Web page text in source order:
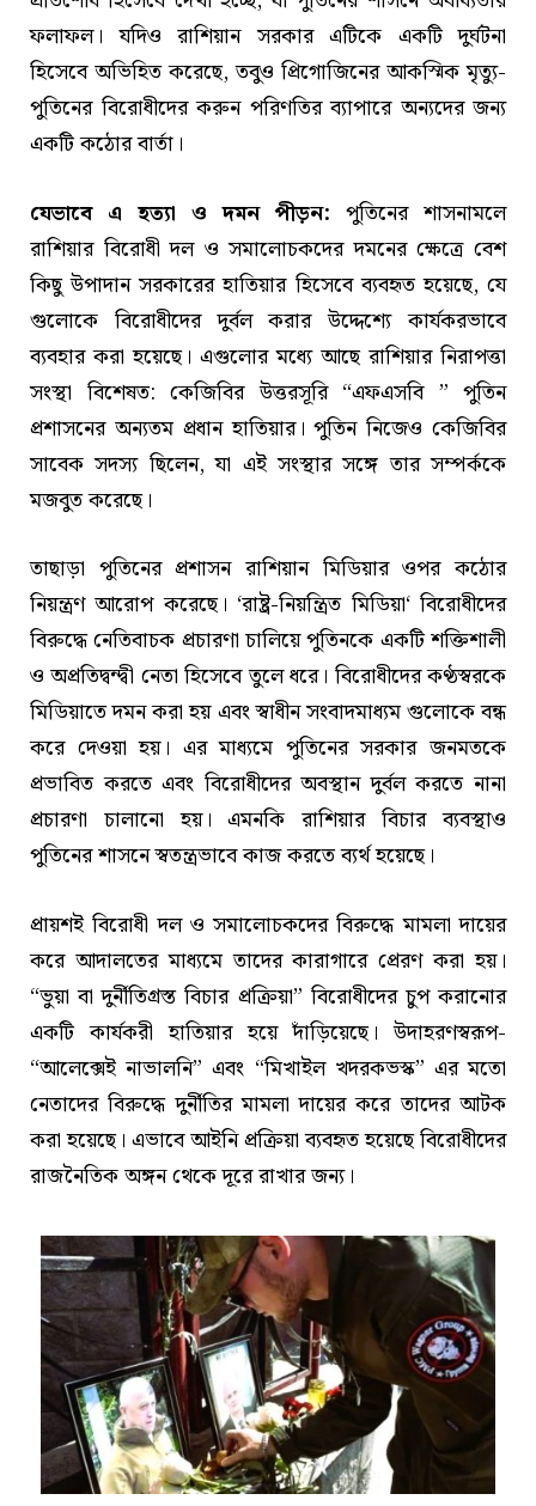
ফলাফল। যদিও রাশিয়ান সরকার এটিকে একটি দুর্ঘটনা
হিসেবে অভিহিত করেছে, তবুও প্রিগোজিনের আকস্মিক মৃত্যু-
পুতিনের বিরোধীদের করুন পরিণতির ব্যাপারে অন্যদের জন্য
একটি কঠোর বার্তা।
যেভাবে এ হত্যা ও দমন পীড়ন: পুতিনের শাসনামলে
রাশিয়ার বিরোধী দল ও সমালোচকদের দমনের ক্ষেত্রে বেশ
কিছু উপাদান সরকারের হাতিয়ার হিসেবে ব্যবহৃত হয়েছে, যে
গুলোকে বিরোধীদের দুর্বল করার উদ্দেশ্যে কার্যকরভাবে
ব্যবহার করা হয়েছে। এগুলোর মধ্যে আছে রাশিয়ার নিরাপত্তা
সংস্থা বিশেষত: কেজিবির উত্তরসূরি “এফএসবি ” পুতিন
প্রশাসনের অন্যতম প্রধান হাতিয়ার। পুতিন নিজেও কেজিবির
সাবেক সদস্য ছিলেন, যা এই সংস্থার সঙ্গে তার সম্পর্ককে
মজবুত করেছে।
তাছাড়া পুতিনের প্রশাসন রাশিয়ান মিডিয়ার ওপর কঠোর
নিয়ন্ত্রণ আরোপ করেছে। ‘রাষ্ট্র-নিয়ন্ত্রিত মিডিয়া‘ বিরোধীদের
বিরুদ্ধে নেতিবাচক প্রচারণা চালিয়ে পুতিনকে একটি শক্তিশালী
ও অপ্রতিদ্বন্দ্বী নেতা হিসেবে তুলে ধরে। বিরোধীদের কণ্ঠস্বরকে
মিডিয়াতে দমন করা হয় এবং স্বাধীন সংবাদমাধ্যম গুলোকে বন্ধ
করে দেওয়া হয়। এর মাধ্যমে পুতিনের সরকার জনমতকে
প্রভাবিত করতে এবং বিরোধীদের অবস্থান দুর্বল করতে নানা
প্রচারণা চালানো হয়। এমনকি রাশিয়ার বিচার ব্যবস্থাও
পুতিনের শাসনে স্বতন্ত্রভাবে কাজ করতে ব্যর্থ হয়েছে।
প্রায়শই বিরোধী দল ও সমালোচকদের বিরুদ্ধে মামলা দায়ের
করে আদালতের মাধ্যমে তাদের কারাগারে প্রেরণ করা হয়।
“ভুয়া বা দুর্নীতিগ্রস্ত বিচার প্রক্রিয়া” বিরোধীদের চুপ করানোর
একটি কার্যকরী হাতিয়ার হয়ে দাঁড়িয়েছে। উদাহরণস্বরূপ-
“আলেক্সেই নাভালনি” এবং “মিখাইল খদরকভস্ক” এর মতো
নেতাদের বিরুদ্ধে দুর্নীতির মামলা দায়ের করে তাদের আটক
করা হয়েছে। এভাবে আইনি প্রক্রিয়া ব্যবহৃত হয়েছে বিরোধীদের
রাজনৈতিক অঙ্গন থেকে দূরে রাখার জন্য।